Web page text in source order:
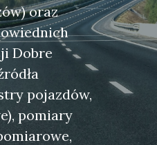
oraz
Dobre
pojazdów,
pomiary